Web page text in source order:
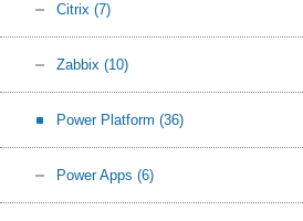
Citrix (7)
Zabbix (10)
Power Platform (36)
Power Apps (6)